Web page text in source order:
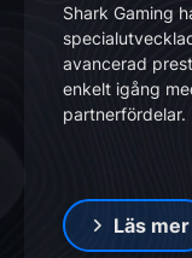
Shark Gaming
avancerad
enkelt igång
partnerfördelar.
Läs mer